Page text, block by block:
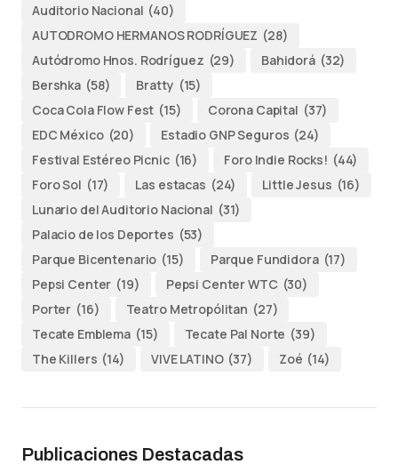
Auditorio Nacional (40)
AUTODROMO HERMANOS RODRÍGUEZ (28)
Autódromo Hnos. Rodríguez (29) Bahidorá (32)
Bershka (58) Bratty (15)
Coca Cola Flow Fest (15) Corona Capital (37)
EDC México (20) Estadio GNP Seguros (24)
Festival Estéreo Picnic (16) Foro Indie Rocks! (44)
Foro Sol (17) Las estacas (24) Little Jesus (16)
Lunario del Auditorio Nacional (31)
Palacio de los Deportes (53)
Parque Bicentenario (15) Parque Fundidora (17)
Pepsi Center (19) Pepsi Center WTC (30)
Porter (16) Teatro Metropólitan (27)
Tecate Emblema (15) Tecate Pal Norte (39)
The Killers (14) VIVE LATINO (37) Zoé (14)
Publicaciones Destacadas